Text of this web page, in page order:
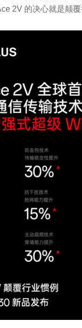
2V 的决心就是颠
创作者 vivo X Fold系列深
，AI Agent正在完成从“问答工